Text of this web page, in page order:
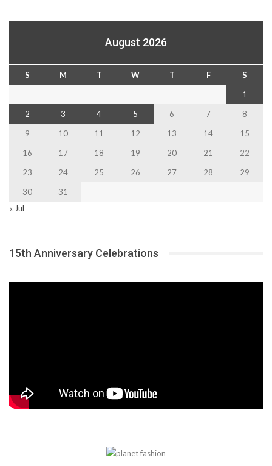
August 2026
S M T W T F
S
1
2
3 4 5 6 7
8
9
10 11 12 13 14
15
16
17 18 19 20 21
22
23
24 25 26 27 28
29
30
31
« Jul
15th Anniversary Celebrations